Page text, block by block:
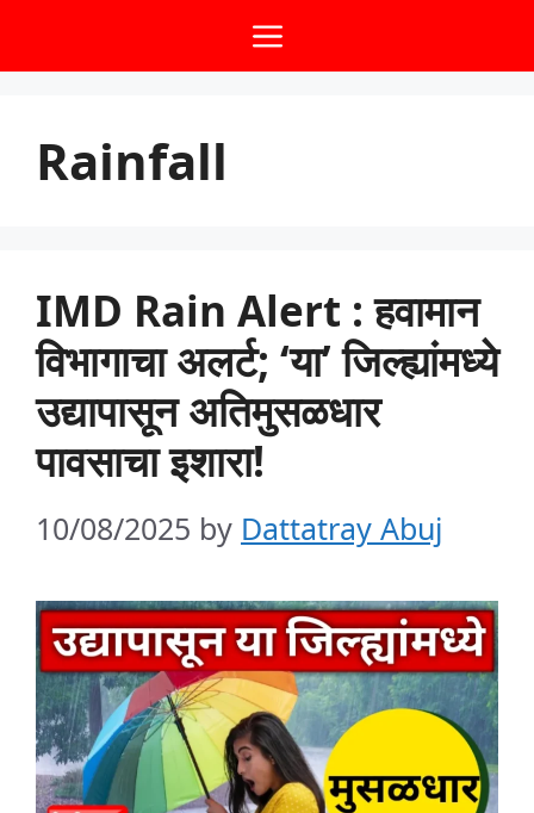
to
Menu
Rainfall
IMD Rain Alert : हवामान
विभागाचा अलर्ट; ‘या’ जिल्ह्यांमध्ये
उद्यापासून अतिमुसळधार
पावसाचा इशारा!
10/08/2025 by Dattatray Abuj